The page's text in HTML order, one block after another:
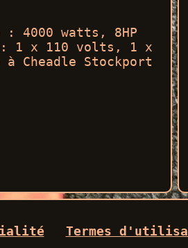
: 4000 watts, 8HP
: 1 x 110 volts, 1 x
Cheadle Stockport
Termes